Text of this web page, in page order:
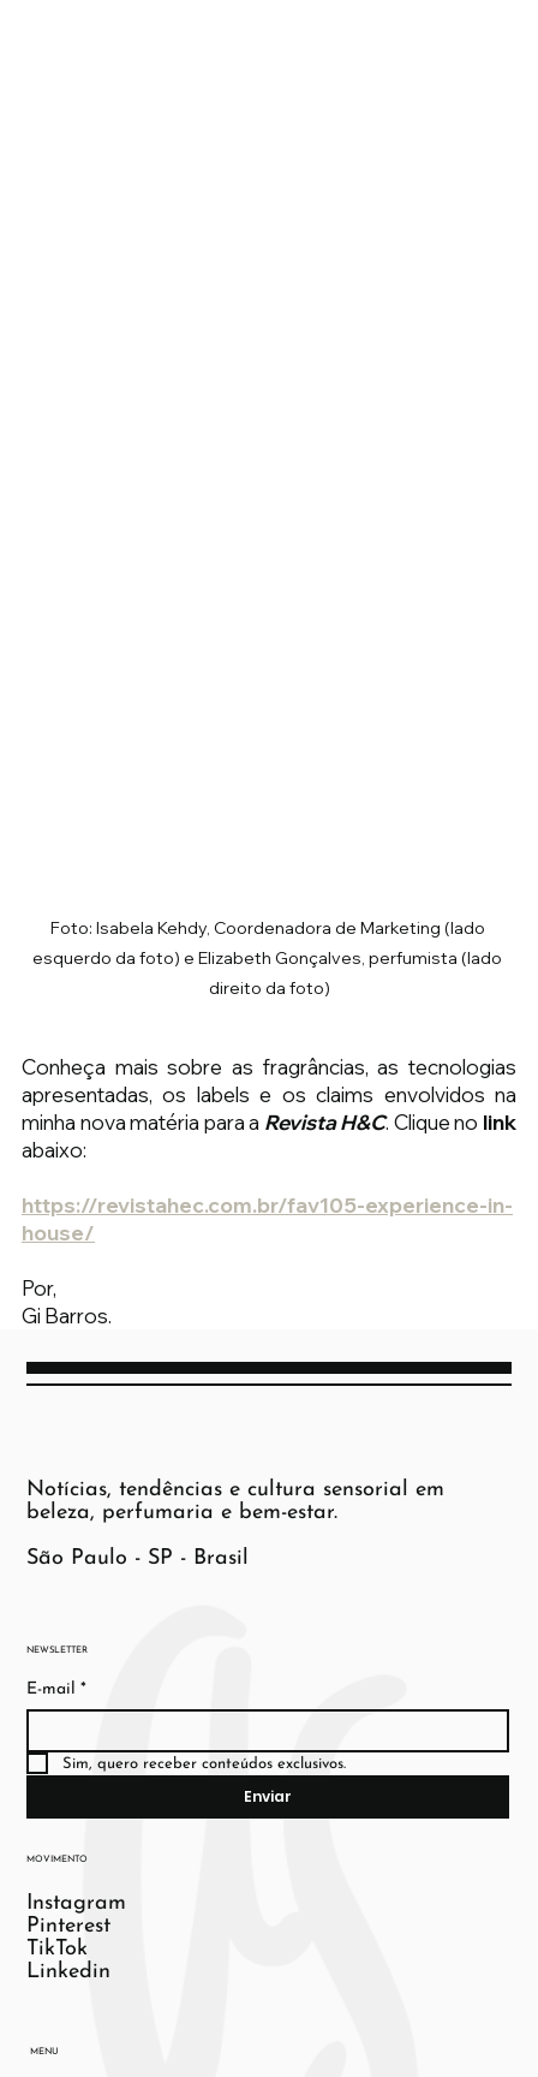
Foto: Isabela Kehdy, Coordenadora de Marketing (lado
esquerdo da foto) e Elizabeth Gonçalves, perfumista (lado
direito da foto)
Conheça mais sobre as fragrâncias, as tecnologias
apresentadas, os labels e os claims envolvidos na
minha nova matéria para a Revista H&C. Clique no
abaixo:
https://revistahec.com.br/fav105-experience-in-
house/
Por,
Gi Barros.
NEWSLETTER
E-mail *
Sim, quero receber conteúdos exclusivos.
Enviar
MOVIMENTO
Instagram
Pinterest
TikTok
Linkedin
MENU
Notícias, tendências e cultura sensorial em
beleza, perfumaria e bem-estar.
São Paulo - SP - Brasil